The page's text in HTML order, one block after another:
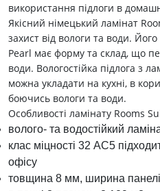
використання підлоги в
Якісний німецький ламінат
захист від вологи та води.
Pearl має форму та склад, що
води. Вологостійка підлога з
можна укладати на кухні, в
боючись вологи та води.
Особливості ламінату Rooms
волого- та водостійкий
клас міцності 32 АС5
офісу
товщина 8 мм, ширина